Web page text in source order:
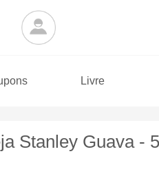
Livre
Stanley Guava -